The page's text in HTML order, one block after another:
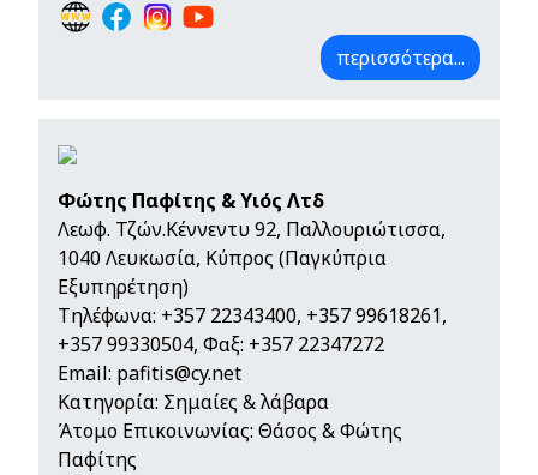
περισσότερα...
Φώτης Παφίτης & Υιός Λτδ
Λεωφ. Τζών.Κέννεντυ 92, Παλλουριώτισσα,
1040 Λευκωσία, Κύπρος (Παγκύπρια
Εξυπηρέτηση)
Τηλέφωνα: +357 22343400, +357 99618261,
+357 99330504, Φαξ: +357 22347272
Email: pafitis@cy.net
Κατηγορία: Σημαίες & λάβαρα
Άτομο Επικοινωνίας: Θάσος & Φώτης
Παφίτης